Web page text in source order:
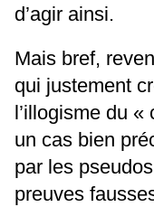
d’agir ainsi.
Mais bref,
qui justement
l’illogisme du
un cas bien
par les
preuves